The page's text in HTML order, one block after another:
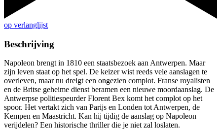
op verlanglijst
Beschrijving
Napoleon brengt in 1810 een staatsbezoek aan Antwerpen. Maar
zijn leven staat op het spel. De keizer wist reeds vele aanslagen te
overleven, maar nu dreigt een ongezien complot. Franse royalisten
en de Britse geheime dienst beramen een nieuwe moordaanslag. De
Antwerpse politiespeurder Florent Bex komt het complot op het
spoor. Het vertakt zich van Parijs en Londen tot Antwerpen, de
Kempen en Maastricht. Kan hij tijdig de aanslag op Napoleon
verijdelen? Een historische thriller die je niet zal loslaten.